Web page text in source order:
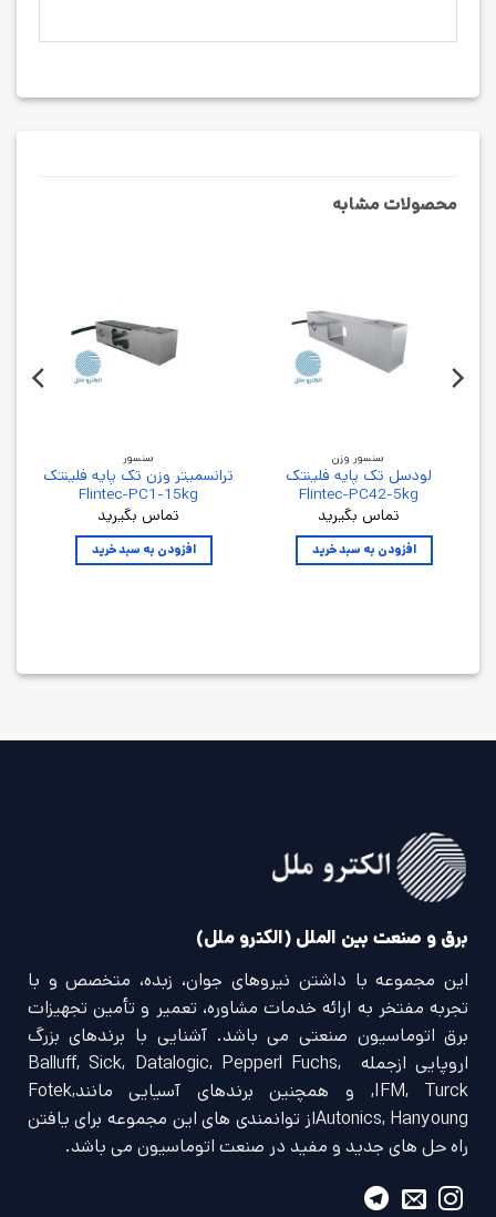
محصولات مشابه
سنسور وزن
لودسل تک پایه فلینتک
Flintec-PC42-5kg
تماس بگیرید
افزودن به سبد خرید
سنسور
ترانسمیتر وزن تک پایه فلینتک
Flintec-PC1-15kg
تماس بگیرید
افزودن به سبد خرید
برق و صنعت بین الملل (الکترو ملل)
این مجموعه با داشتن نیروهای جوان، زبده، متخصص و با
تجربه مفتخر به ارائه خدمات مشاوره، تعمیر و تأمین تجهیزات
برق اتوماسیون صنعتی می باشد. آشنایی با برندهای بزرگ
اروپایی ازجمله Balluff, Sick, Datalogic, Pepperl Fuchs,
IFM, Turck, و همچنین برندهای آسیایی مانندFotek,
Autonics, Hanyoungاز توانمندی های این مجموعه برای یافتن
راه حل های جدید و مفید در صنعت اتوماسیون می باشد.